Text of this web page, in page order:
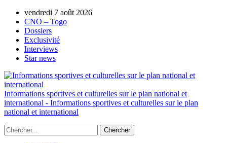
vendredi 7 août 2026
CNO – Togo
Dossiers
Exclusivité
Interviews
Star news
Informations sportives et culturelles sur le plan national et
international - Informations sportives et culturelles sur le plan
national et international
AUTORISATION DE LA HAAC N°0134/HAAC/